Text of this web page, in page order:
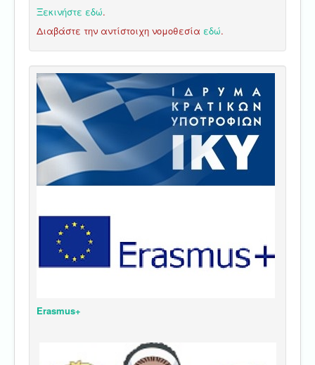
Ξεκινήστε εδώ.
Διαβάστε την αντίστοιχη νομοθεσία εδώ.
Erasmus+